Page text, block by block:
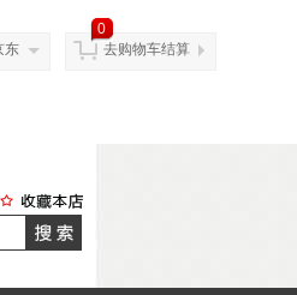
东
0
去购物车结算